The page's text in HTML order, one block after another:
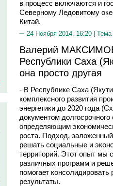
в процесс включаются и
Северному Ледовитому
Китай.
24 Ноября 2014, 16:20 | Тема
Валерий
Республики Саха
она просто другая
- В Республике Саха
комплексного развития
энергетики до 2020 года
документом долгосрочного
определяющим
роста. Подход,
решать социальные и
территорий. Этот опыт мы
различных программ и
помогает
результаты.